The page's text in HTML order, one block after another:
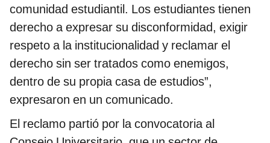
comunidad estudiantil. Los estudiantes tienen
derecho a expresar su disconformidad, exigir
respeto a la institucionalidad y reclamar el
derecho sin ser tratados como enemigos,
dentro de su propia casa de estudios”,
expresaron en un comunicado.
El reclamo partió por la convocatoria al